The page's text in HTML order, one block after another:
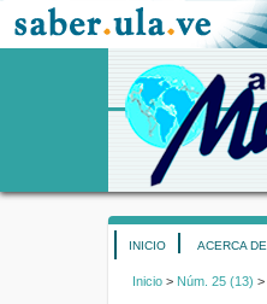
INICIO ACERCA DE
Inicio > Núm. 25 (13) >